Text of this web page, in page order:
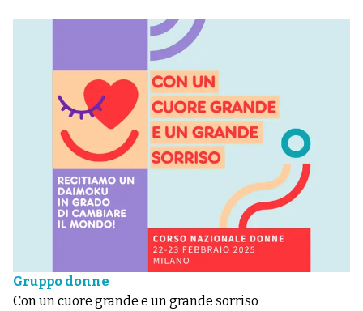
Gruppo donne
Con un cuore grande e un grande sorriso